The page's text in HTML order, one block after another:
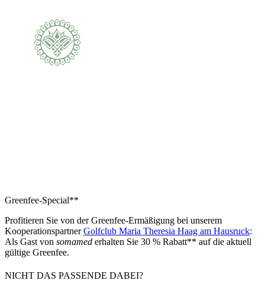
€ 1.357,-*
Folgende Leistungen sind in diesem Preis
enthalten:
• 3 Abhyanga oder Vishesh
• 2 Avagahan Svedana oder Bashpa Svedana
• 2 Übernachtungen im Vastu Standard
Greenfee-Special**
Profitieren Sie von der Greenfee-Ermäßigung bei unserem
KooperationspartnerGolfclub Maria Theresia Haag am Hausruck:
Als Gast von somamed erhalten Sie 30 % Rabatt** auf die aktuell
gültige Greenfee.
NICHT DAS PASSENDE DABEI?